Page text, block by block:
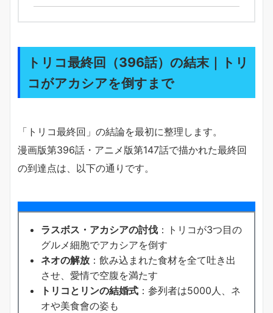
トリコ最終回（396話）の結末｜トリ
コがアカシアを倒すまで
「トリコ最終回」の結論を最初に整理します。
漫画版第396話・アニメ版第147話で描かれた最終回
の到達点は、以下の通りです。
ラスボス・アカシアの討伐 ：トリコが3つ目の
グルメ細胞でアカシアを倒す
ネオの解放 ：飲み込まれた食材を全て吐き出
させ、愛情で空腹を満たす
トリコとリンの結婚式 ：参列者は5000人、ネ
オや美食會の姿も